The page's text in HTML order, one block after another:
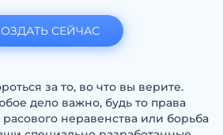
за то, во что вы верите.
дело важно, будь то права
неравенства или борьба
СЕЙЧАС